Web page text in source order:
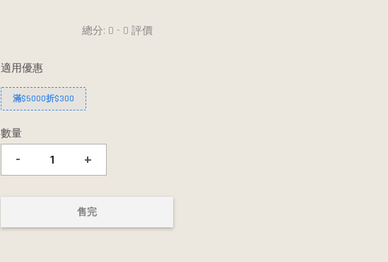
總分: 0 - 0 評價
適用優惠
滿$5000折$300
數量
- +
售完